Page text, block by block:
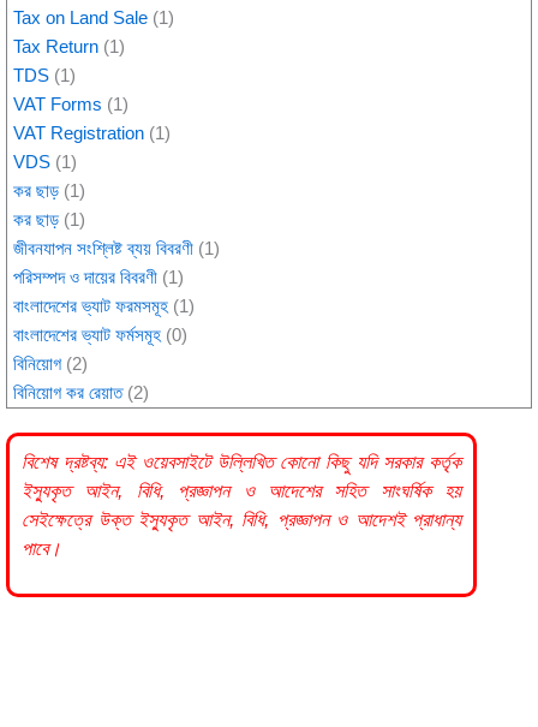
Tax on Land Sale (1)
Tax Return (1)
TDS (1)
VAT Forms (1)
VAT Registration (1)
VDS (1)
কর ছাড় (1)
কর ছাড় (1)
জীবনযাপন সংশ্লিষ্ট ব্যয় বিবরণী (1)
পরিসম্পদ ও দায়ের বিবরণী (1)
বাংলাদেশের ভ্যাট ফরমসমূহ (1)
বাংলাদেশের ভ্যাট ফর্মসমূহ (0)
বিনিয়োগ (2)
বিনিয়োগ কর রেয়াত(2)
বিশেষ দ্রষ্টব্য: এই ওয়েবসাইটে উল্লিখিত কোনো কিছু যদি সরকারকর্তৃক
ইস্যুকৃত আইন, বিধি, প্রজ্ঞাপন ও আদেশের সহিত সাংঘর্ষিক হয়
সেইক্ষেত্রে উক্ত ইস্যুকৃত আইন, বিধি, প্রজ্ঞাপন ও আদেশই প্রাধান্য
পাবে।